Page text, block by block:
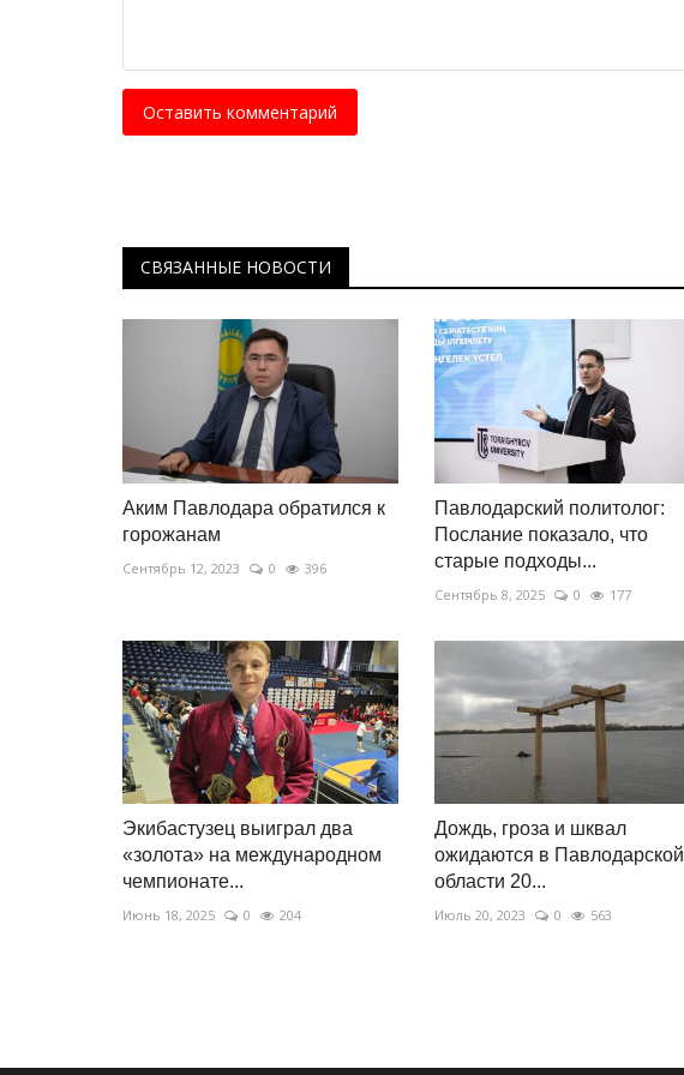
Оставить комментарий
СВЯЗАННЫЕ НОВОСТИ
Аким Павлодара обратился к
горожанам
Сентябрь 12, 2023 0 396
Павлодарский политолог:
Послание показало, что
старые подходы...
Сентябрь 8, 2025 0 177
Экибастузец выиграл два
«золота» на международном
чемпионате...
Июнь 18, 2025 0 204
Дождь, гроза и шквал
ожидаются в Павлодарской
области 20...
Июль 20, 2023 0 563
отправной точкой для гостей национального...